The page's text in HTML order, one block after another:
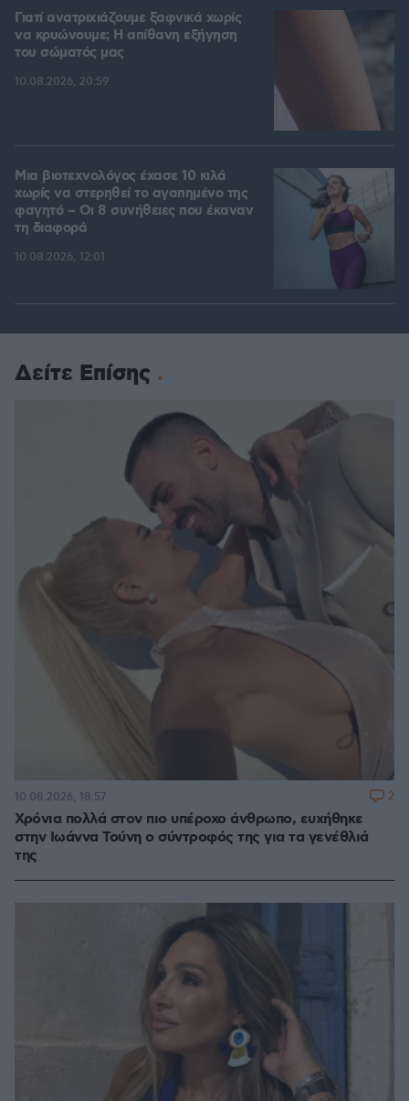
Γιατί ανατριχιάζουμε ξαφνικά χωρίς
να κρυώνουμε; Η απίθανη εξήγηση
του σώματός μας
10.08.2026, 20:59
Μια βιοτεχνολόγος έχασε 10 κιλά
χωρίς να στερηθεί το αγαπημένο της
φαγητό – Οι 8 συνήθειες που έκαναν
τη διαφορά
10.08.2026, 12:01
Δείτε Επίσης
Χρόνια πολλά στον πιο υπέροχο άνθρωπο, ευχήθηκε
στην Ιωάννα Τούνη ο σύντροφός της για τα γενέθλιά
της
10.08.2026, 18:57 2